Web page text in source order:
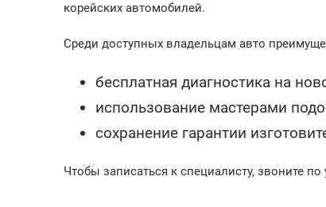
корейских автомобилей.
Среди доступных владельцам авто
бесплатная диагностика на
использование мастерами
сохранение гарантии
Чтобы записаться к специалисту, звоните